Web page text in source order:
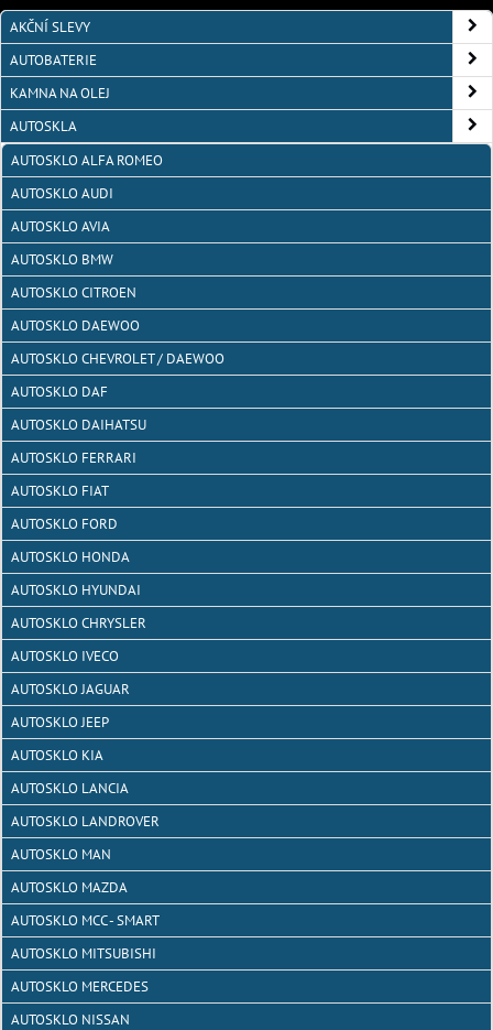
AKČNÍ SLEVY
AUTOBATERIE
KAMNA NA OLEJ
AUTOSKLA
AUTOSKLO ALFA ROMEO
AUTOSKLO AUDI
AUTOSKLO AVIA
AUTOSKLO BMW
AUTOSKLO CITROEN
AUTOSKLO DAEWOO
AUTOSKLO CHEVROLET / DAEWOO
AUTOSKLO DAF
AUTOSKLO DAIHATSU
AUTOSKLO FERRARI
AUTOSKLO FIAT
AUTOSKLO FORD
AUTOSKLO HONDA
AUTOSKLO HYUNDAI
AUTOSKLO CHRYSLER
AUTOSKLO IVECO
AUTOSKLO JAGUAR
AUTOSKLO JEEP
AUTOSKLO KIA
AUTOSKLO LANCIA
AUTOSKLO LANDROVER
AUTOSKLO MAN
AUTOSKLO MAZDA
AUTOSKLO MCC - SMART
AUTOSKLO MITSUBISHI
AUTOSKLO MERCEDES
AUTOSKLO NISSAN